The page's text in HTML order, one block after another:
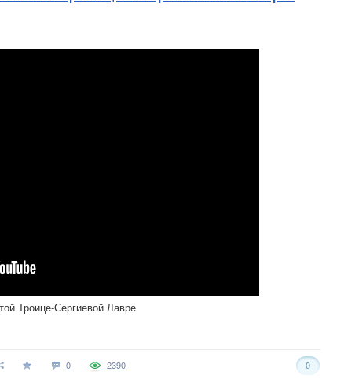
Троице-Сергиевой Лавре
0 0
2390